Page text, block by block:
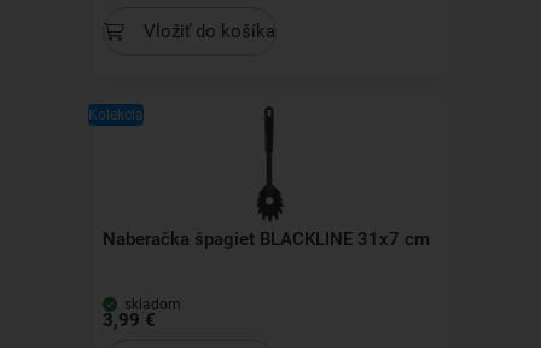
Vložiť do košíka
Kolekcia
Naberačka špagiet BLACKLINE 31x7 cm
skladom
3,99 €